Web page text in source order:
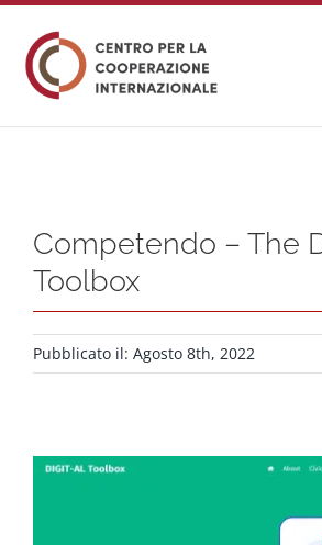
contenuto
HOME
Servizi
Competendo – The
Toolbox
Pubblicato il: Agosto 8th, 2022